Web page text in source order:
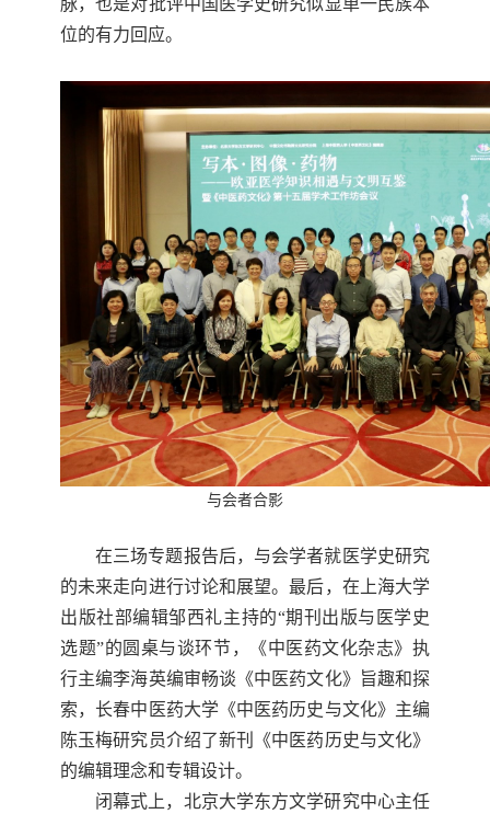
脉，也是对批评中国医学史研究似显单一民族本
位的有力回应。
与会者合影
在三场专题报告后，与会学者就医学史研究
的未来走向进行讨论和展望。最后，在上海大学
出版社部编辑邹西礼主持的“期刊出版与医学史
选题”的圆桌与谈环节，《中医药文化杂志》执
行主编李海英编审畅谈《中医药文化》旨趣和探
索，长春中医药大学《中医药历史与文化》主编
陈玉梅研究员介绍了新刊
《中医药历史与文化》
的编辑理念和专辑设计。
闭幕式上，北京大学东方文学研究中心主任